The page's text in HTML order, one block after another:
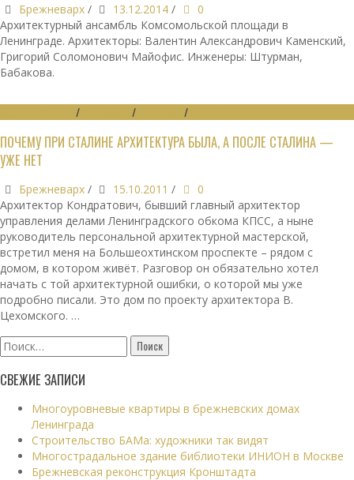
Брежневарх / 13.12.2014 /
0
Архитектурный ансамбль Комсомольской площади в
Ленинграде. Архитекторы: Валентин Александрович Каменский,
Григорий Соломонович Майофис. Инженеры: Штурман,
Бабакова.
/ / /
ПОЧЕМУ ПРИ СТАЛИНЕ АРХИТЕКТУРА БЫЛА, А ПОСЛЕ СТАЛИНА —
УЖЕ НЕТ
Брежневарх / 15.10.2011 /
0
Архитектор Кондратович, бывший главный архитектор
управления делами Ленинградского обкома КПСС, а ныне
руководитель персональной архитектурной мастерской,
встретил меня на Большеохтинском проспекте – рядом с
домом, в котором живёт. Разговор он обязательно хотел
начать с той архитектурной ошибки, о которой мы уже
подробно писали. Это дом по проекту архитектора В.
Цехомского. …
Найти:
СВЕЖИЕ ЗАПИСИ
Многоуровневые квартиры в брежневских домах
Ленинграда
Строительство БАМа: художники так видят
Многострадальное здание библиотеки ИНИОН в Москве
Брежневская реконструкция Кронштадта